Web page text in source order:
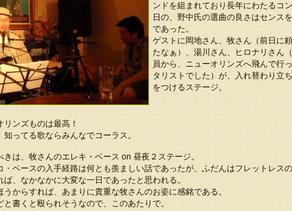
ンドを組まれており長年にわたるコ
日の、野中氏の選曲の良さはセンス
であった。
ゲストに岡地さん、牧さん（前日に
たなぁ）、湯川さん、ヒロナリさん
員から、ニューオリンズへ飛んで行
タリストでした）が、入れ替わり立
をつけるステージ。
ンズものは最高！
知ってる歌ならみんなでコーラス。
きは、牧さんのエレキ・ベース on 昼夜２ステージ。
・ベースの入手経路は何とも羨ましい話であったが、ふだんはフレットレス
、なかなかに大変な一日であったと思われる。
うからすれば、あまりに貴重な牧さんのお姿に感銘である。
書くと殴られそうなので、このあたりで。